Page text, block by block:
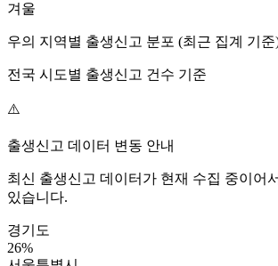
겨울
우의 지역별 출생신고 분포 (최근 집계 기준
전국 시도별 출생신고 건수 기준
⚠️
출생신고 데이터 변동 안내
최신 출생신고 데이터가 현재 수집 중이어
있습니다.
경기도
26%